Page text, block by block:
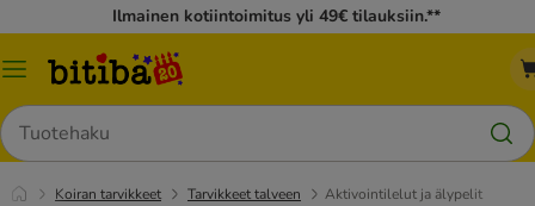
Ilmainen kotiintoimitus yli 49€ tilauksiin.**
Katalogivalikko
Hae
Koiran tarvikkeet Tarvikkeet talveen Aktivointilelut ja älypelit